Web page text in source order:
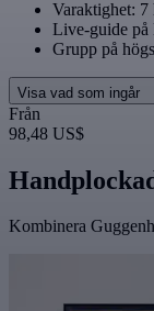
Varaktighet: 7
Live-guide på
Grupp på
Visa vad som ingår
Från
98,48 US$
Kombinera